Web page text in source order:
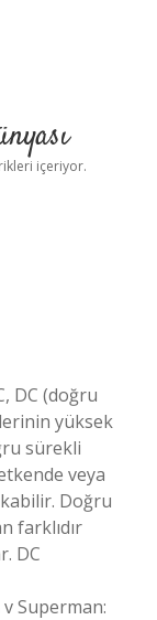
içeriyor.
DC (doğru
yüksek
sürekli
veya
Doğru
farklıdır
DC
Superman: